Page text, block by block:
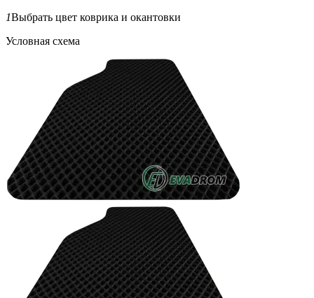
1Выбрать цвет коврика и окантовки
Условная схема